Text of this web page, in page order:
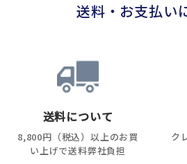
送料・お支払い
送料について
8,800円（税込）以上のお買
い上げで送料弊社負担
ク